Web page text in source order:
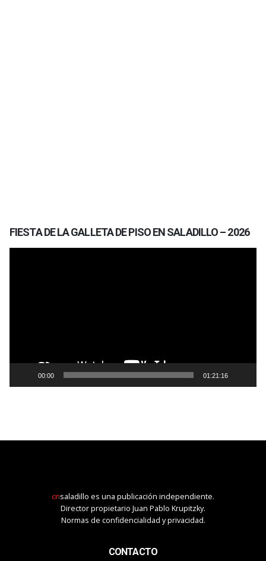
FIESTA DE LA GALLETA DE PISO EN SALADILLO – 2026
00:00 01:21:16
cnsaladillo es una publicación independiente.
Director propietario Juan Pablo Krupitzky.
Normas de confidencialidad y privacidad.
CONTACTO